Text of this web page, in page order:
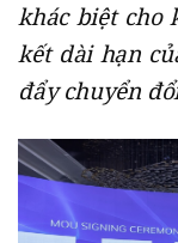
khác biệt cho
kết dài hạn
đẩy chuyển